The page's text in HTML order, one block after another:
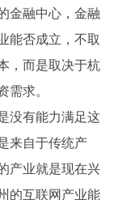
金融中心，金融
能否成立，不取
，而是取决于杭
需求。
没有能力满足这
来自于传统产
产业就是现在兴
的互联网产业能